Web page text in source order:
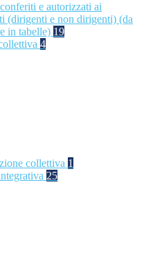
e autorizzati ai
(dirigenti e non dirigenti) (da
in tabelle) 19
4
collettiva 1
25